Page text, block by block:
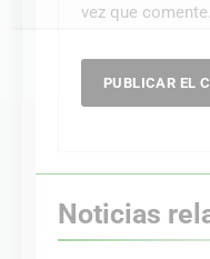
vez que comente.
Noticias